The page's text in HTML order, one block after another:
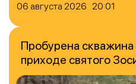
06 августа 2026 20:01
Пробурена
приходе святого